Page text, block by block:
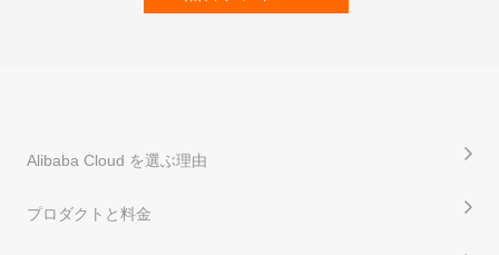
Alibaba Cloud を選ぶ理由
プロダクトと料金